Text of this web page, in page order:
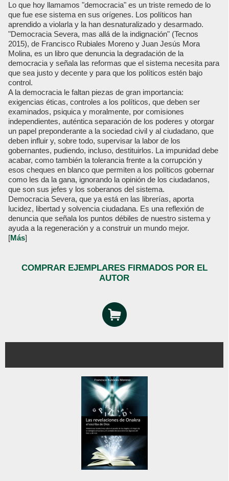
Lo que hoy llamamos "democracia" es un triste remedo de lo
que fue ese sistema en sus orígenes. Los políticos han
aprendido a violarla y la han desnaturalizado y desarmado.
"Democracia Severa, mas allá de la indignación" (Tecnos
2015), de Francisco Rubiales Moreno y Juan Jesús Mora
Molina, es un libro que denuncia la degradación de la
democracia y señala las reformas que el sistema necesita para
que sea justo y decente y para que los políticos estén bajo
control.
A la democracia le faltan piezas de gran importancia:
exigencias éticas, controles a los políticos, que deben ser
examinados, psiquica y moralmente, por comisiones
independientes, auténtica separación de los poderes y otorgar
un papel preponderante a la sociedad civil y al ciudadano, que
deben influir y, sobre todo, supervisar la labor de los
gobernantes, pudiendo, incluso, destituirlos. La impunidad debe
acabar, como también la tolerancia frente a la corrupción y
esos cheques en blanco que permiten a los políticos gobernar
como les da la gana, ignorando la opinión de los ciudadanos,
que son sus jefes y los soberanos del sistema.
Democracia Severa, que ya está en las librerías, aporta
lucidez, libertad y solvencia ciudadana. Es una reflexión de
denuncia que señala los puntos débiles de nuestro sistema y
ayuda a la regeneración y a construir un mundo mejor.
[Más]
COMPRAR EJEMPLARES FIRMADOS POR EL
AUTOR